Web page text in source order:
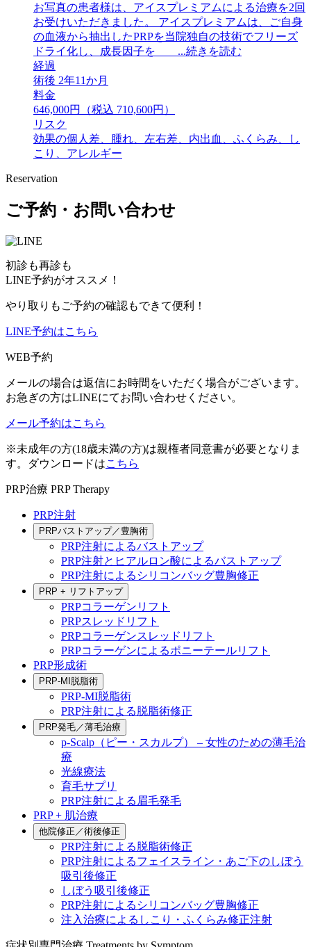
お写真の患者様は、アイスプレミアムによる治療を2回
お受けいただきました。 アイスプレミアムは、ご自身
の血液から抽出したPRPを当院独自の技術でフリーズ
ドライ化し、成長因子を ...続きを読む
経過
術後 2年11か月
料金
646,000円（税込 710,600円）
リスク
効果の個人差、腫れ、左右差、内出血、ふくらみ、し
こり、アレルギー
Reservation
ご予約・お問い合わせ
初診も再診も
LINE予約がオススメ！
やり取りもご予約の確認もできて便利！
LINE予約はこちら
WEB予約
メールの場合は返信にお時間をいただく場合がございます。
お急ぎの方はLINEにてお問い合わせください。
メール予約はこちら
※未成年の方(18歳未満の方)は親権者同意書が必要となりま
す。ダウンロードはこちら
PRP治療 PRP Therapy
PRP注射
PRPバストアップ／豊胸術
PRP注射によるバストアップ
PRP注射とヒアルロン酸によるバストアップ
PRP注射によるシリコンバッグ豊胸修正
PRP + リフトアップ
PRPコラーゲンリフト
PRPスレッドリフト
PRPコラーゲンスレッドリフト
PRPコラーゲンによるポニーテールリフト
PRP形成術
PRP-MI脱脂術
PRP-MI脱脂術
PRP注射による脱脂術修正
PRP発毛／薄毛治療
p-Scalp（ピー・スカルプ） – 女性のための薄毛治
療
光線療法
育毛サプリ
PRP注射による眉毛発毛
PRP + 肌治療
他院修正／術後修正
PRP注射による脱脂術修正
PRP注射によるフェイスライン・あご下のしぼう
吸引後修正
しぼう吸引後修正
PRP注射によるシリコンバッグ豊胸修正
注入治療によるしこり・ふくらみ修正注射